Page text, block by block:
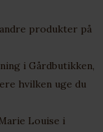
produkter på
i Gårdbutikken,
hvilken uge du
Louise i